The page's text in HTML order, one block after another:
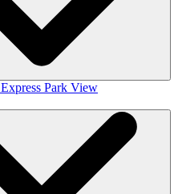
Express Park View